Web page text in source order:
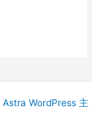
Astra WordPress 主